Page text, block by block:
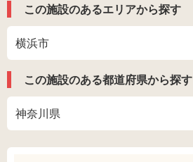
この施設のあるエリアから探す
横浜市
この施設のある都道府県から探す
神奈川県